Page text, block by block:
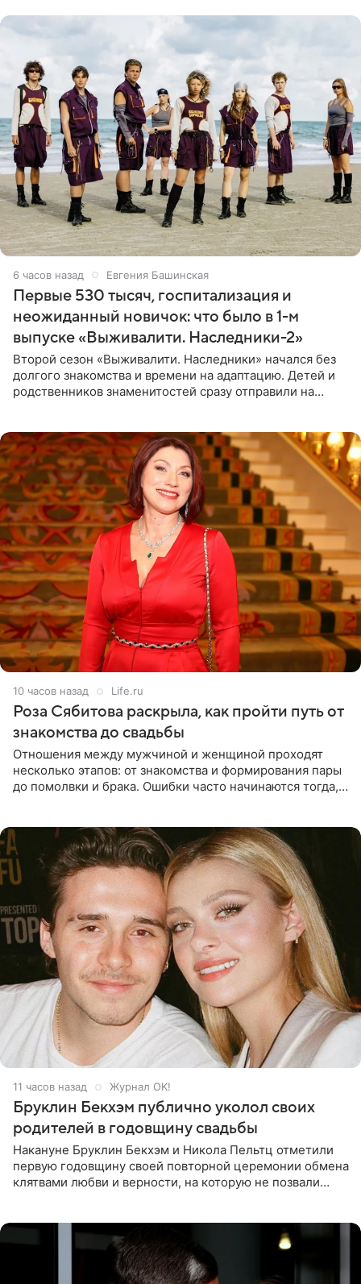
6 часов назад Евгения Башинская
Первые 530 тысяч, госпитализация и
неожиданный новичок: что было в 1-м
выпуске «Выживалити. Наследники-2»
Второй сезон «Выживалити. Наследники» начался без
долгого знакомства и времени на адаптацию. Детей и
родственников знаменитостей сразу отправили на
10 часов назад Life.ru
Роза Сябитова раскрыла, как пройти путь от
знакомства до свадьбы
Отношения между мужчиной и женщиной проходят
несколько этапов: от знакомства и формирования пары
до помолвки и брака. Ошибки часто начинаются тогда,
11 часов назад Журнал OK!
Бруклин Бекхэм публично уколол своих
родителей в годовщину свадьбы
Накануне Бруклин Бекхэм и Никола Пельтц отметили
первую годовщину своей повторной церемонии обмена
клятвами любви и верности, на которую не позвали